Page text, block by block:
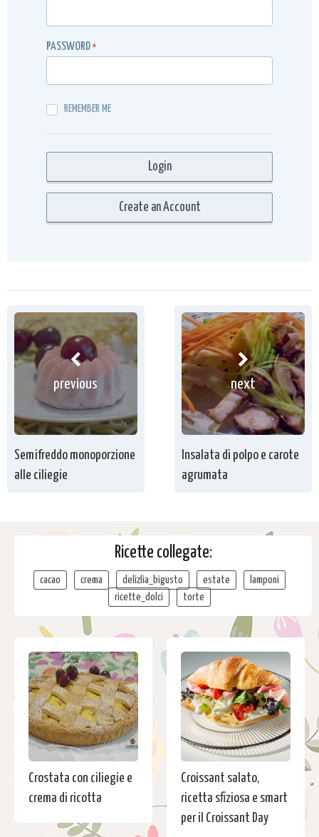
PASSWORD *
REMEMBER ME
previous
Semifreddo monoporzione
alle ciliegie
next
Insalata di polpo e carote
agrumata
Ricette collegate:
cacao crema delizlia_bigusto estate
lamponi
ricette_dolci
torte
Crostata con ciliegie e
crema di ricotta
Croissant salato,
ricetta sfiziosa e smart
per il Croissant Day